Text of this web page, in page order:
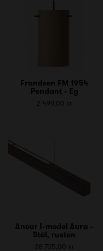
Frandsen FM 1954
Pendant - Eg
2 499,00 kr
Anour I-model Aura -
Stål, rusten
28 705,00 kr